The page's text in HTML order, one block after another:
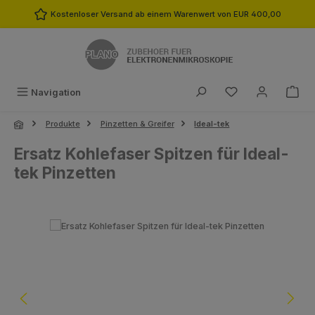
Zum Hauptinhalt springen
Kostenloser Versand ab einem Warenwert von EUR 400,00
Navigation Du hast 0
Produkte Pinzetten & Greifer Ideal-tek
Ersatz Kohlefaser Spitzen für Ideal-
tek Pinzetten
Bildergalerie überspringen